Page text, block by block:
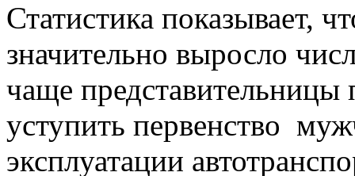
Статистика показывает,
значительно выросло
чаще представительницы
уступить первенство
эксплуатации